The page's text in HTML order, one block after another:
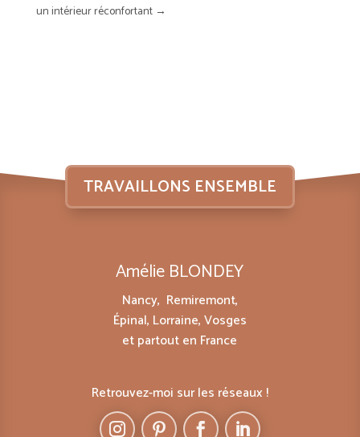
un intérieur réconfortant→
TRAVAILLONS ENSEMBLE
Amélie BLONDEY
Nancy, Remiremont,
Épinal, Lorraine, Vosges
et partout en France
Retrouvez-moi sur les réseaux !